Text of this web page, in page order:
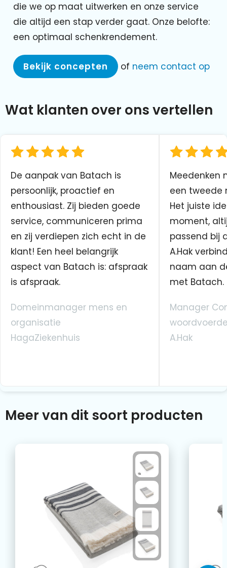
die we op maat uitwerken en onze service
die altijd een stap verder gaat. Onze belofte:
een optimaal schenkrendement.
Bekijk concepten of neem contact op
Wat klanten over ons vertellen
De aanpak van Batach is
persoonlijk, proactief en
enthousiast. Zij bieden goede
service, communiceren prima
en zij verdiepen zich echt in de
klant! Een heel belangrijk
aspect van Batach is: afspraak
is afspraak.
Domeinmanager mens en
organisatie
HagaZiekenhuis
Meedenken
een tweede
Het juiste
moment,
passend bij
A.Hak
naam aan
met Batach.
Manager
A.Hak
Meer van dit soort producten